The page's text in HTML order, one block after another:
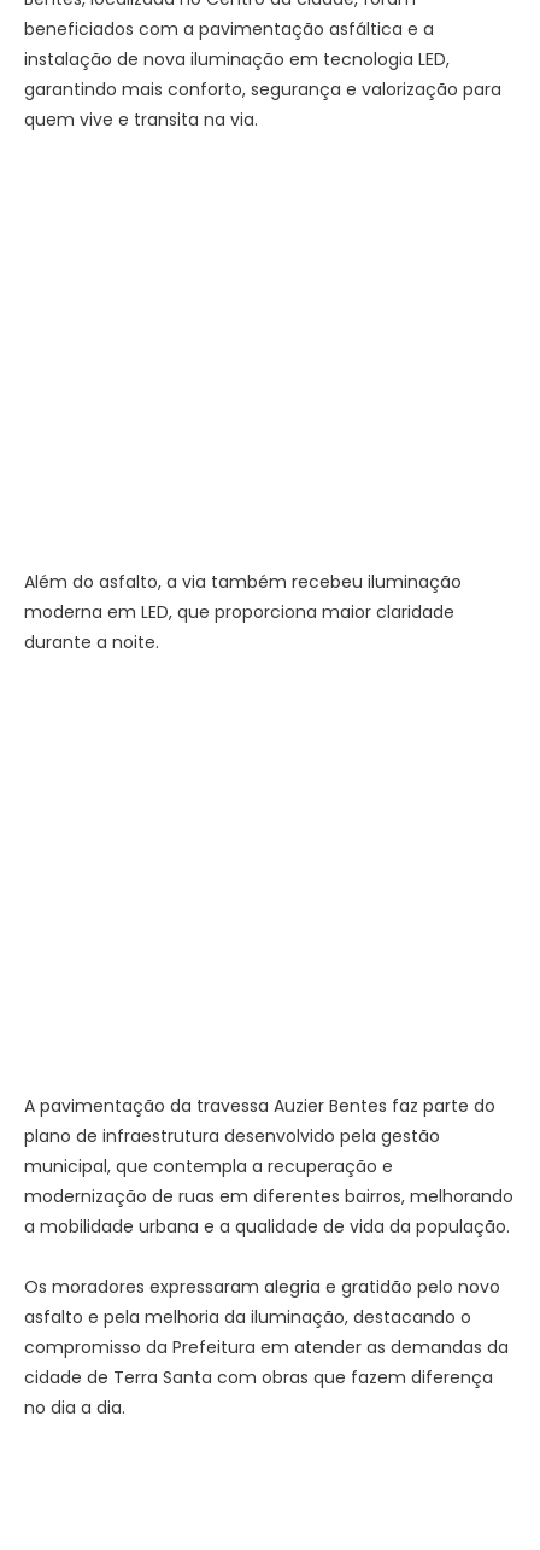
beneficiados com a pavimentação asfáltica e a
instalação de nova iluminação em tecnologia LED,
garantindo mais conforto, segurança e valorização para
quem vive e transita na via.
Além do asfalto, a via também recebeu iluminação
moderna em LED, que proporciona maior claridade
durante a noite.
A pavimentação da travessa Auzier Bentes faz parte do
plano de infraestrutura desenvolvido pela gestão
municipal, que contempla a recuperação e
modernização de ruas em diferentes bairros, melhorando
a mobilidade urbana e a qualidade de vida da população.
Os moradores expressaram alegria e gratidão pelo novo
asfalto e pela melhoria da iluminação, destacando o
compromisso da Prefeitura em atender as demandas da
cidade de Terra Santa com obras que fazem diferença
no dia a dia.